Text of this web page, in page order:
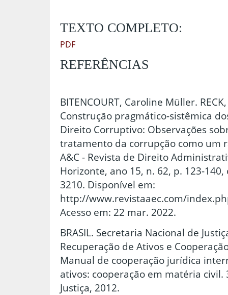
TEXTO COMPLETO:
PDF
REFERÊNCIAS
BITENCOURT, Caroline Müller.
Construção pragmático-sistêmica
Direito Corruptivo: Observações
tratamento da corrupção como um
A&C - Revista de Direito
Horizonte, ano 15, n. 62, p. 123-140,
3210. Disponível em:
http://www.revistaaec.com/
Acesso em: 22 mar. 2022.
BRASIL. Secretaria Nacional de
Recuperação de Ativos e
Manual de cooperação jurídica
ativos: cooperação em matéria civil.
Justiça, 2012.